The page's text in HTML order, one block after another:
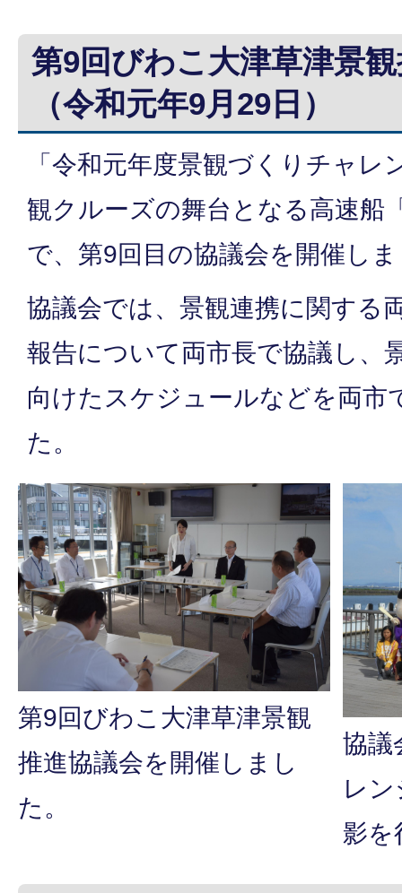
第9回びわこ大津草津景
（令和元年9月29日）
「令和元年度景観づくりチャレ
観クルーズの舞台となる高速船
で、第9回目の協議会を開催し
協議会では、景観連携に関する
報告について両市長で協議し、
向けたスケジュールなどを両市
た。
第9回びわこ大津草津景観
推進協議会を開催しまし
た。
協議
レ
影を